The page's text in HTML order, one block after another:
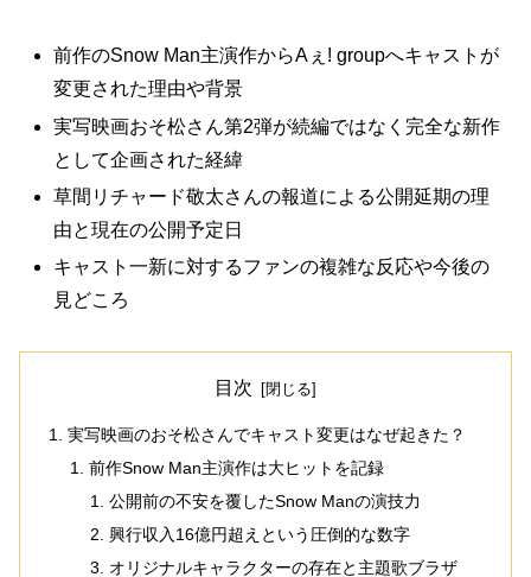
前作のSnow Man主演作からAぇ! groupへキャストが
変更された理由や背景
実写映画おそ松さん第2弾が続編ではなく完全な新作
として企画された経緯
草間リチャード敬太さんの報道による公開延期の理
由と現在の公開予定日
キャスト一新に対するファンの複雑な反応や今後の
見どころ
目次
実写映画のおそ松さんでキャスト変更はなぜ起きた？
前作Snow Man主演作は大ヒットを記録
公開前の不安を覆したSnow Manの演技力
興行収入16億円超えという圧倒的な数字
オリジナルキャラクターの存在と主題歌ブラザ